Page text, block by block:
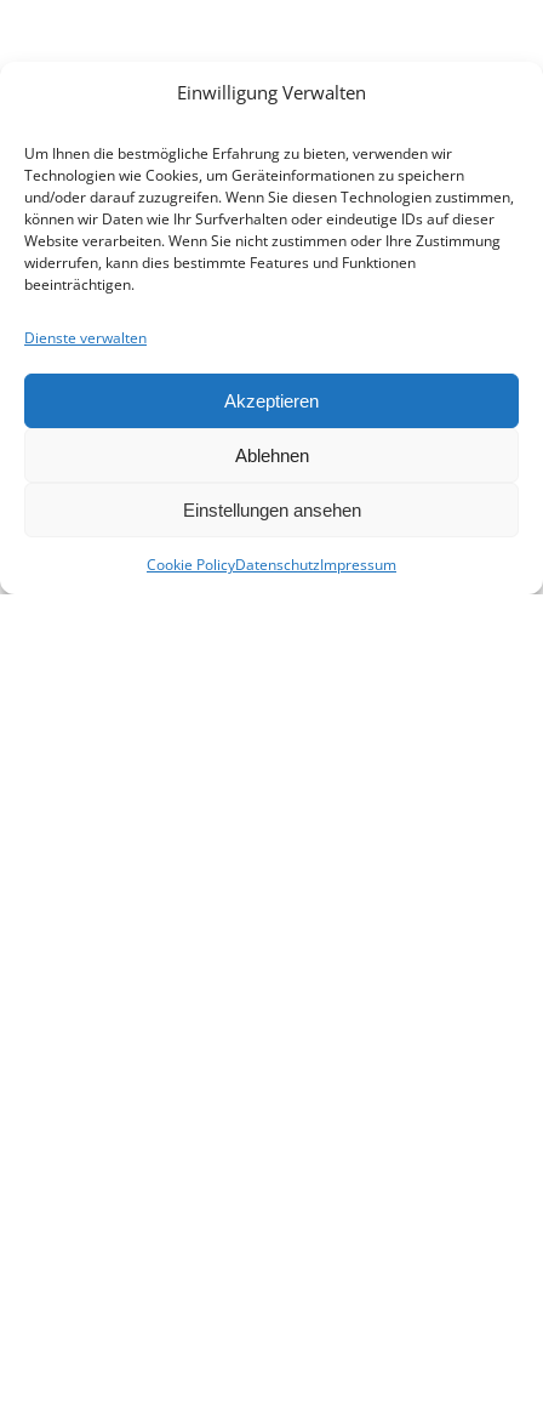
Einwilligung Verwalten
Um Ihnen die bestmögliche Erfahrung zu bieten, verwenden wir
Technologien wie Cookies, um Geräteinformationen zu speichern
und/oder darauf zuzugreifen. Wenn Sie diesen Technologien zustimmen,
können wir Daten wie Ihr Surfverhalten oder eindeutige IDs auf dieser
Website verarbeiten. Wenn Sie nicht zustimmen oder Ihre Zustimmung
widerrufen, kann dies bestimmte Features und Funktionen
beeinträchtigen.
Dienste verwalten
Akzeptieren
Ablehnen
Einstellungen ansehen
Cookie PolicyDatenschutzImpressum
Beitrittserklärung
Cookie-Einstellungen
Datenschutz
Impressum
SPENDEN
Mit Ihrer Spende unterstützen Sie uns,
Heimatforscher in Niederbayern zu
schaffen und sie in ihrer Arbeit zu
unterstützen.
Niederbayern e. V.